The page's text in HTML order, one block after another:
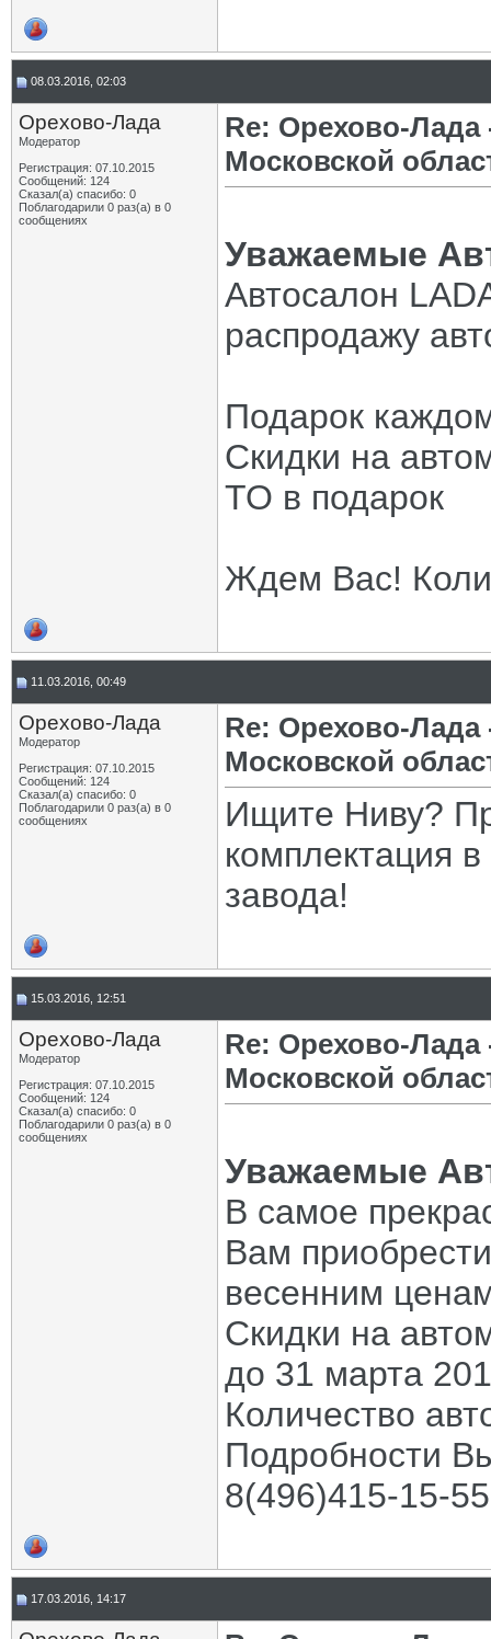
08.03.2016, 02:03
Орехово-Лада
Модератор
Регистрация: 07.10.2015
Сообщений: 124
Сказал(а) спасибо: 0
Поблагодарили 0 раз(а) в 0
сообщениях
Re: Орехово-
Московской
Уважаемые
Автосалон
распродажу
Подарок
Скидки на
ТО в подарок
Ждем Вас!
11.03.2016, 00:49
Орехово-Лада
Модератор
Регистрация: 07.10.2015
Сообщений: 124
Сказал(а) спасибо: 0
Поблагодарили 0 раз(а) в 0
сообщениях
Re: Орехово-
Московской
Ищите Ниву?
комплектация
завода!
15.03.2016, 12:51
Орехово-Лада
Модератор
Регистрация: 07.10.2015
Сообщений: 124
Сказал(а) спасибо: 0
Поблагодарили 0 раз(а) в 0
сообщениях
Re: Орехово-
Московской
Уважаемые
В самое
Вам
весенним
Скидки на
до 31 марта
Количество
Подробности
8(496)415-15-55
17.03.2016, 14:17